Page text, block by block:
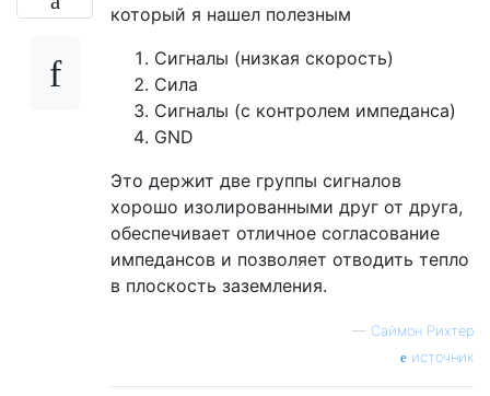
который я нашел полезным
Сигналы (низкая скорость)
Сила
Сигналы (с контролем импеданса)
GND
Это держит две группы сигналов
хорошо изолированными друг от друга,
обеспечивает отличное согласование
импедансов и позволяет отводить тепло
в плоскость заземления.
— Саймон Рихтер
источник